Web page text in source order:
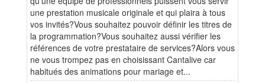
une prestation musicale originale et qui plaira à tous
vos invités?Vous souhaitez pouvoir définir les titres de
la programmation?Vous souhaitez aussi vérifier les
références de votre prestataire de services?Alors vous
ne vous trompez pas en choisissant Cantalive car
habitués des animations pour mariage et...